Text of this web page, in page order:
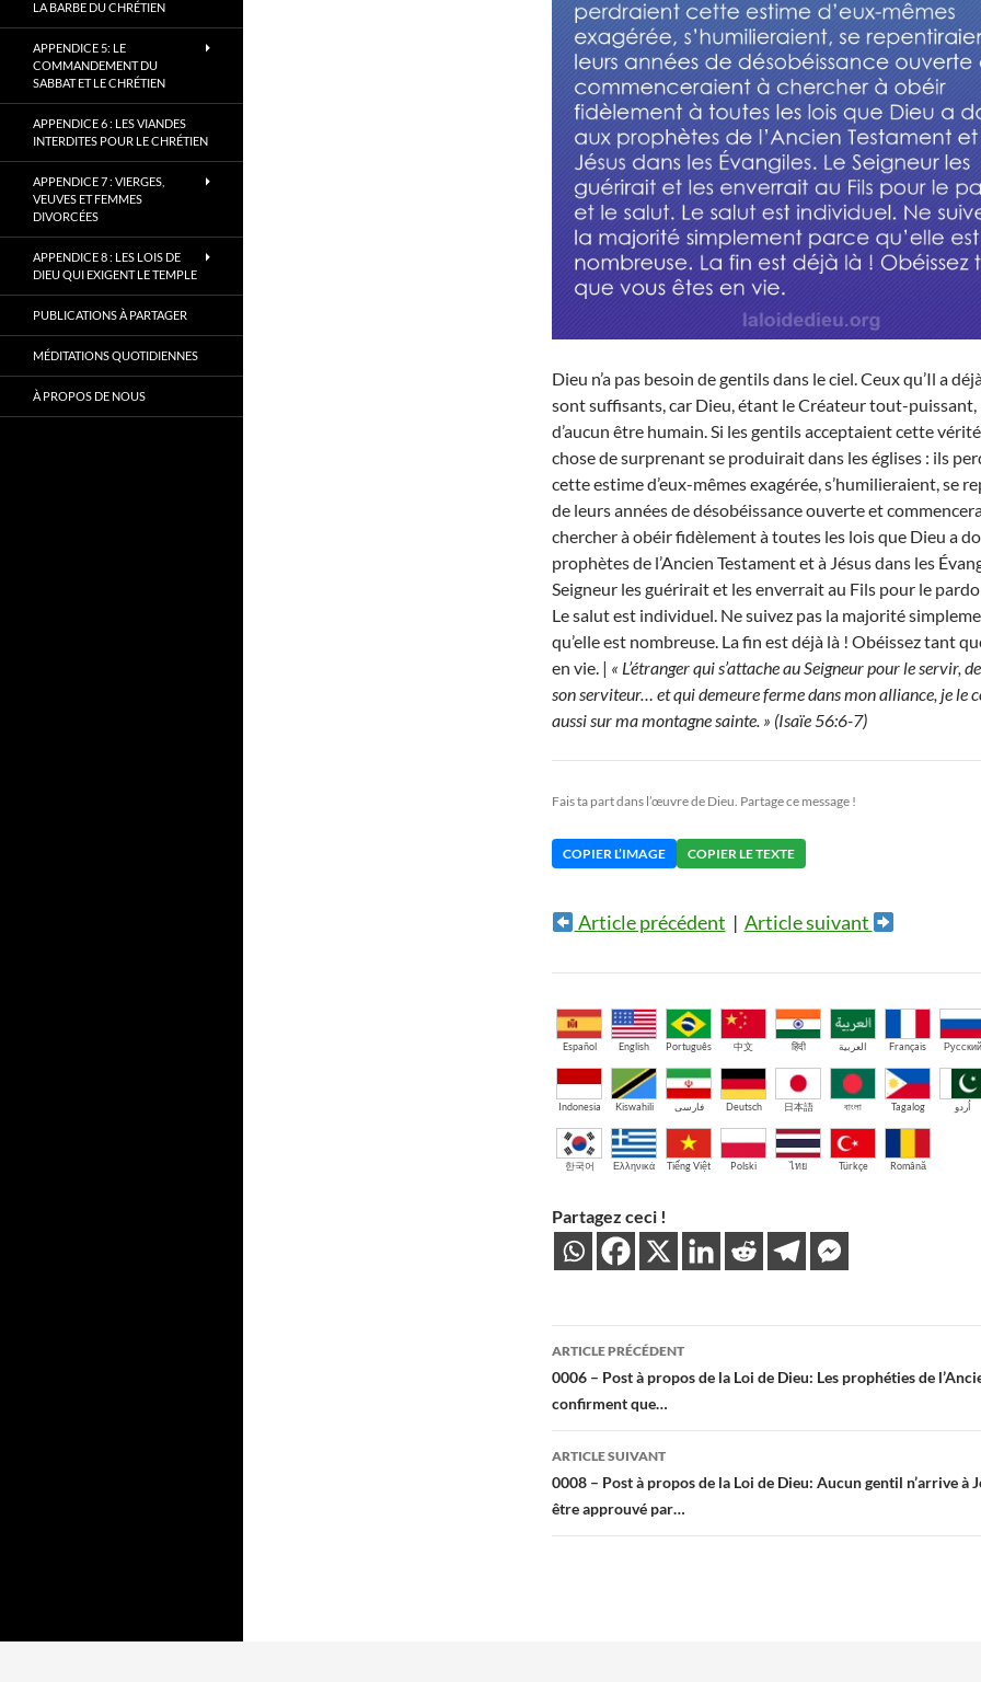
Dieu n’a pas besoin de gentils dans le ciel. Ceux qu’Il a
sont suffisants, car Dieu, étant le Créateur tout-puissant,
d’aucun être humain. Si les gentils acceptaient cette
chose de surprenant se produirait dans les églises : ils
cette estime d’eux-mêmes exagérée, s’humilieraient, se
de leurs années de désobéissance ouverte et
chercher à obéir fidèlement à toutes les lois que Dieu a
prophètes de l’Ancien Testament et à Jésus dans les
Seigneur les guérirait et les enverrait au Fils pour le
Le salut est individuel. Ne suivez pas la majorité
qu’elle est nombreuse. La fin est déjà là ! Obéissez tant
en vie. | « L’étranger qui s’attache au Seigneur pour le servir,
son serviteur… et qui demeure ferme dans mon alliance, je le
aussi sur ma montagne sainte. » (Isaïe 56:6-7)
Fais ta part dans l’œuvre de Dieu. Partage ce message !
COPIER L’IMAGE COPIER LE TEXTE
Article précédent | Article suivant
Español English Português 中文 हिंदी العربية Français Русский
Indonesia Kiswahili فارسی Deutsch 日本語 বাংলা Tagalog اُردو
한국어 Ελληνικά Tiếng Việt Polski ไทย Türkçe Română
Partagez ceci !
Navigation
des
articles
ARTICLE PRÉCÉDENT
0006 – Post à propos de la Loi de Dieu: Les prophéties de
confirment que…
ARTICLE SUIVANT
0008 – Post à propos de la Loi de Dieu: Aucun gentil n’arrive à
être approuvé par…
LA BARBE DU CHRÉTIEN
APPENDICE 5: LE
COMMANDEMENT DU
SABBAT ET LE CHRÉTIEN
APPENDICE 6 : LES VIANDES
INTERDITES POUR LE CHRÉTIEN
APPENDICE 7 : VIERGES,
VEUVES ET FEMMES
DIVORCÉES
APPENDICE 8 : LES LOIS DE
DIEU QUI EXIGENT LE TEMPLE
PUBLICATIONS À PARTAGER
MÉDITATIONS QUOTIDIENNES
À PROPOS DE NOUS